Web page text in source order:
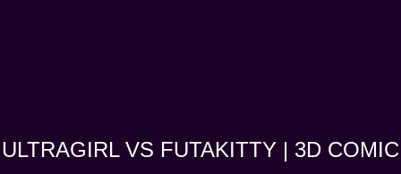
ULTRAGIRL VS FUTAKITTY | 3D COMIC